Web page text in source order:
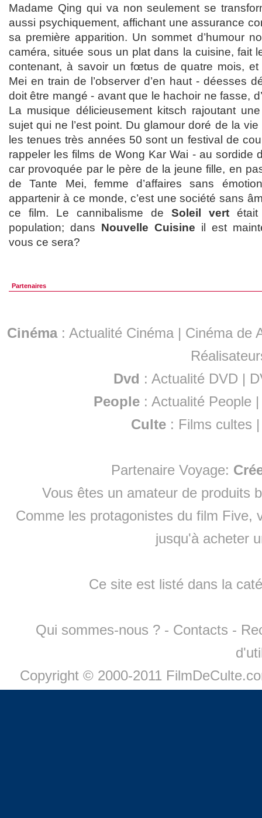
Madame Qing qui va non seulement se
aussi psychiquement, affichant une assurance
sa première apparition. Un sommet d’humour
caméra, située sous un plat dans la cuisine, fait
contenant, à savoir un fœtus de quatre mois, et
Mei en train de l’observer d’en haut - déesses
doit être mangé - avant que le hachoir ne fasse,
La musique délicieusement kitsch rajoutant
sujet qui ne l’est point. Du glamour doré de la
les tenues très années 50 sont un festival de
rappeler les films de Wong Kar Wai - au sordide
car provoquée par le père de la jeune fille, en
de Tante Mei, femme d’affaires sans
appartenir à ce monde, c’est une société sans
ce film. Le cannibalisme de Soleil vert
population; dans Nouvelle Cuisine il est
vous ce sera?
Partenaires
Cinéma: Actualité Cinéma | Cinéma de
Dvd : Actualité DVD |
People :Actualité People
Culte : Films cultes
Partenaire Voyage:
Vous êtes un amateur de produits
Comme les protagonistes du film Five,
jusqu'à acheter
Ce site est listé dans la
Qui sommes-nous ? - Contacts -
Copyright © 2000-2011